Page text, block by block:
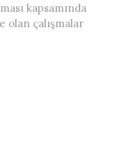
kapsamında
olan çalışmalar